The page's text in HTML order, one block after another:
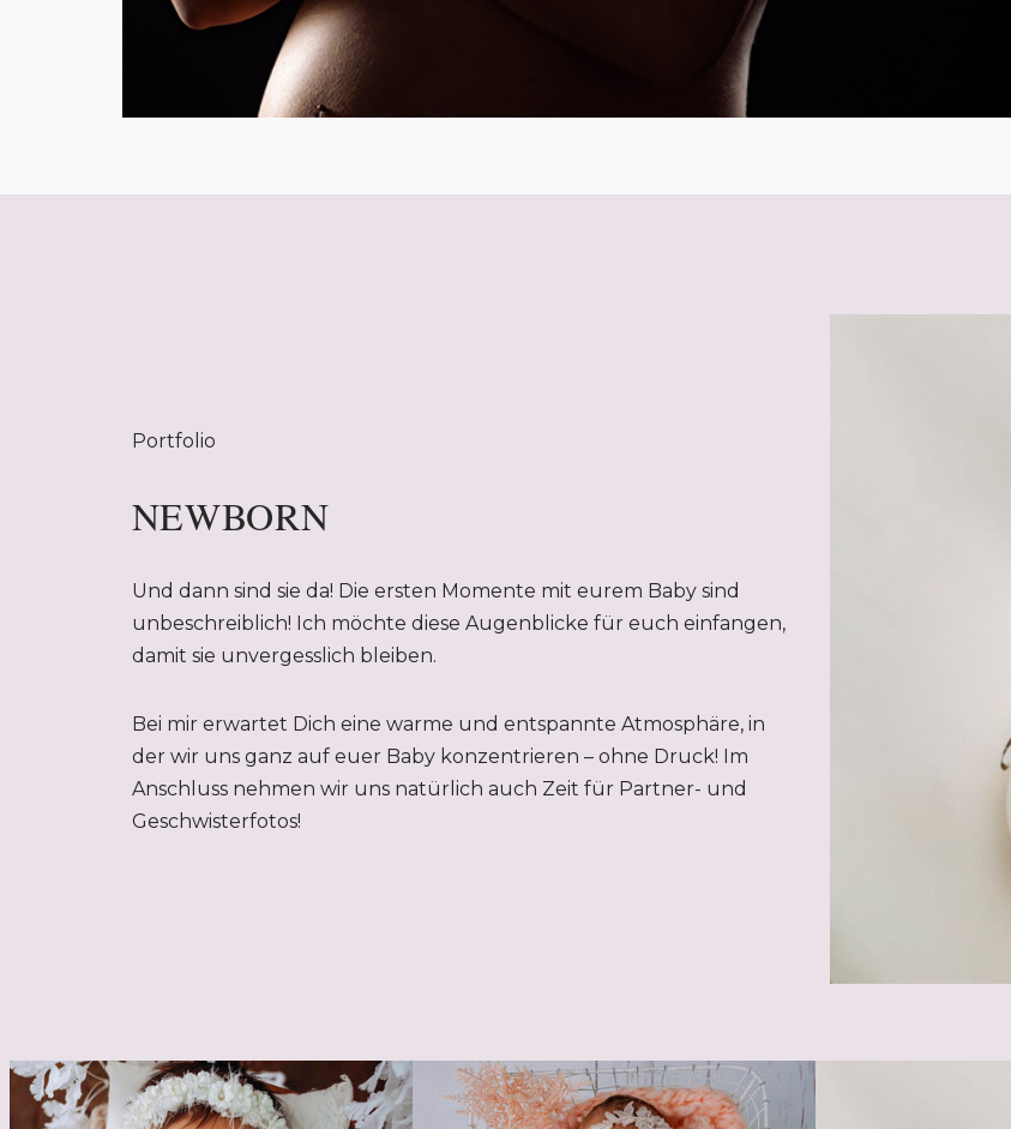
Portfolio
NEWBORN
Und dann sind sie da! Die ersten Momente mit eurem Baby sind
unbeschreiblich! Ich möchte diese Augenblicke für euch einfangen,
damit sie unvergesslich bleiben.
Bei mir erwartet Dich eine warme und entspannte Atmosphäre, in
der wir uns ganz auf euer Baby konzentrieren – ohne Druck! Im
Anschluss nehmen wir uns natürlich auch Zeit für Partner- und
Geschwisterfotos!